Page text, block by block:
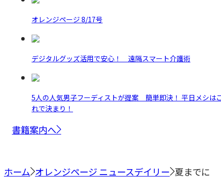
オレンジページ 8/17号
デジタルグッズ活用で安心！ 遠隔スマート介護術
5人の人気男子フーディストが提案 簡単即決！ 平日メシは
れで決まり！
書籍案内へ
ホーム オレンジページ ニュースデイリー 夏までに